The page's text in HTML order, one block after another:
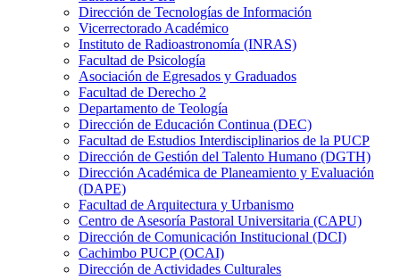
Dirección de Tecnologías de Información
Vicerrectorado Académico
Instituto de Radioastronomía (INRAS)
Facultad de Psicología
Asociación de Egresados y Graduados
Facultad de Derecho 2
Departamento de Teología
Dirección de Educación Continua (DEC)
Facultad de Estudios Interdisciplinarios de la PUCP
Dirección de Gestión del Talento Humano (DGTH)
Dirección Académica de Planeamiento y Evaluación
(DAPE)
Facultad de Arquitectura y Urbanismo
Centro de Asesoría Pastoral Universitaria (CAPU)
Dirección de Comunicación Institucional (DCI)
Cachimbo PUCP (OCAI)
Dirección de Actividades Culturales